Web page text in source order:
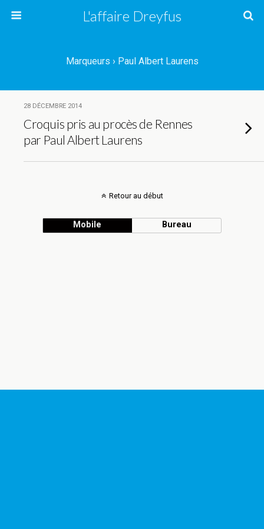
L'affaire Dreyfus
Marqueurs › Paul Albert Laurens
28 DÉCEMBRE 2014
Croquis pris au procès de Rennes
par Paul Albert Laurens
Retour au début
Mobile Bureau